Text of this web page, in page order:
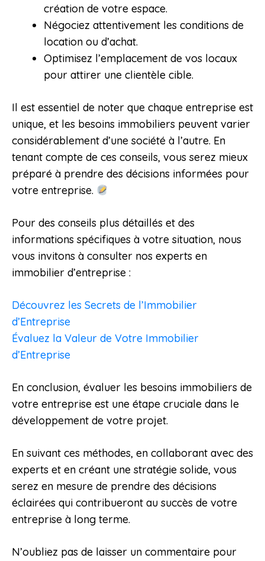
création de votre espace.
Négociez attentivement les conditions de
location ou d’achat.
Optimisez l’emplacement de vos locaux
pour attirer une clientèle cible.
Il est essentiel de noter que chaque entreprise est
unique, et les besoins immobiliers peuvent varier
considérablement d’une société à l’autre. En
tenant compte de ces conseils, vous serez mieux
préparé à prendre des décisions informées pour
votre entreprise.
Pour des conseils plus détaillés et des
informations spécifiques à votre situation, nous
vous invitons à consulter nos experts en
immobilier d’entreprise :
Découvrez les Secrets de l’Immobilier
d’Entreprise
Évaluez la Valeur de Votre Immobilier
d’Entreprise
En conclusion, évaluer les besoins immobiliers de
votre entreprise est une étape cruciale dans le
développement de votre projet.
En suivant ces méthodes, en collaborant avec des
experts et en créant une stratégie solide, vous
serez en mesure de prendre des décisions
éclairées qui contribueront au succès de votre
entreprise à long terme.
N’oubliez pas de laisser un commentaire pour